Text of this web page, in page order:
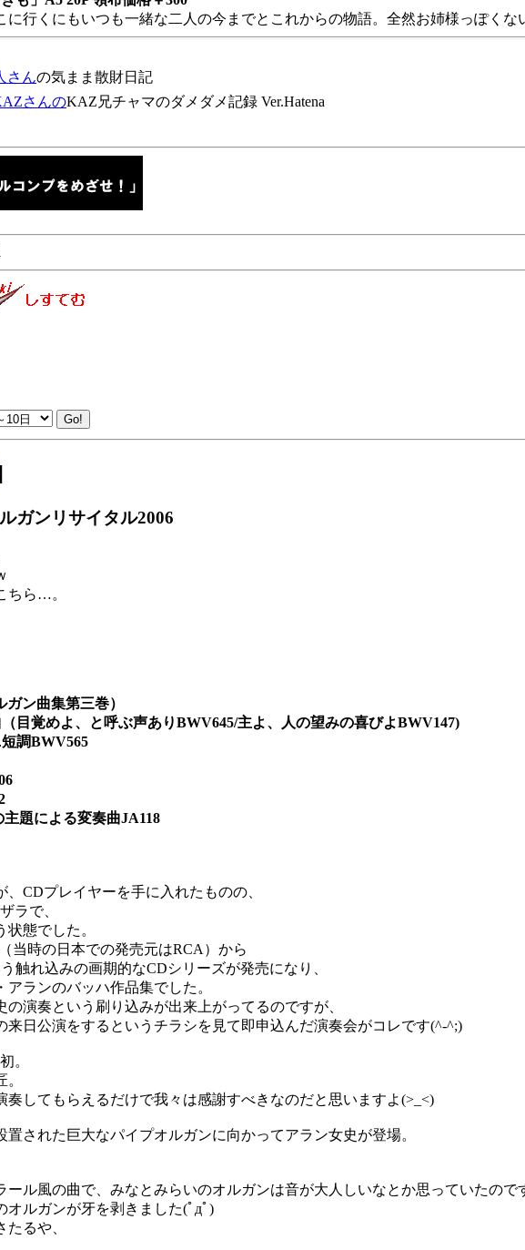
行くにもいつも一緒な二人の今までとこれからの物語。全然お姉様っぽくな
さんの気まま散財日記
さんのKAZ兄チャマのダメダメ記録 Ver.Hatena
ガンリサイタル2006
ちら…。
ン曲集第三巻）
目覚めよ、と呼ぶ声ありBWV645/主よ、人の望みの喜びよBWV147)
調BWV565
題による変奏曲JA118
CDプレイヤーを手に入れたものの、
ラで、
態でした。
当時の日本での発売元はRCA）から
触れ込みの画期的なCDシリーズが発売になり、
ランのバッハ作品集でした。
演奏という刷り込みが出来上がってるのですが、
日公演をするというチラシを見て即申込んだ演奏会がコレです(^-^;)
。
奏してもらえるだけで我々は感謝すべきなのだと思いますよ(>_<)
された巨大なパイプオルガンに向かってアラン女史が登場。
ール風の曲で、みなとみらいのオルガンは音が大人しいなとか思っていたので
ルガンが牙を剥きました(ﾟдﾟ)
るや、